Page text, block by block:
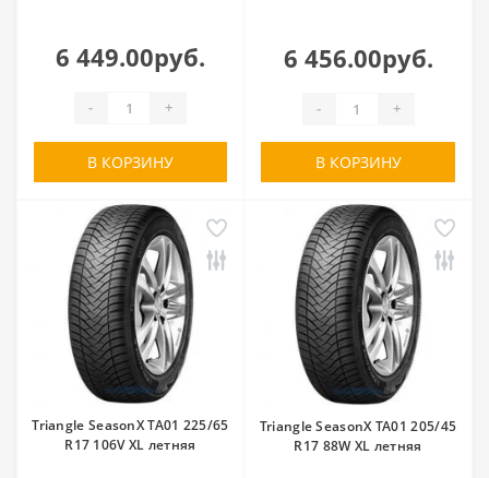
6 449.00руб.
- +
В КОРЗИНУ
6 456.00руб.
- +
В КОРЗИНУ
Triangle SeasonX TA01 225/65
R17 106V XL летняя
Triangle SeasonX TA01 205/45
R17 88W XL летняя